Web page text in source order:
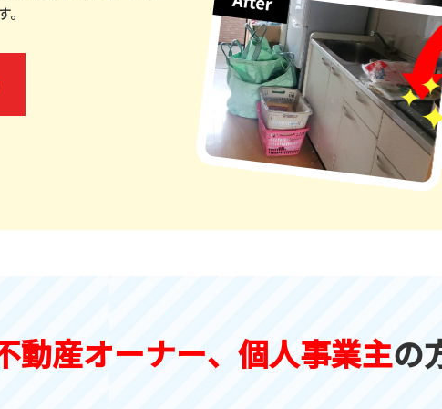
動産オーナー、 個人事業主の